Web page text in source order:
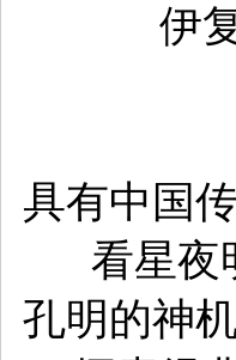
伊
具有中国
看星夜
孔明的神